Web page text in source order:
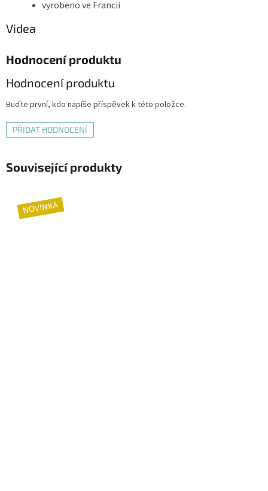
vyrobeno ve Francii
Videa
Hodnocení produktu
Hodnocení produktu
Buďte první, kdo napíše příspěvek k této položce.
PŘIDAT HODNOCENÍ
Související produkty
NOVINKA